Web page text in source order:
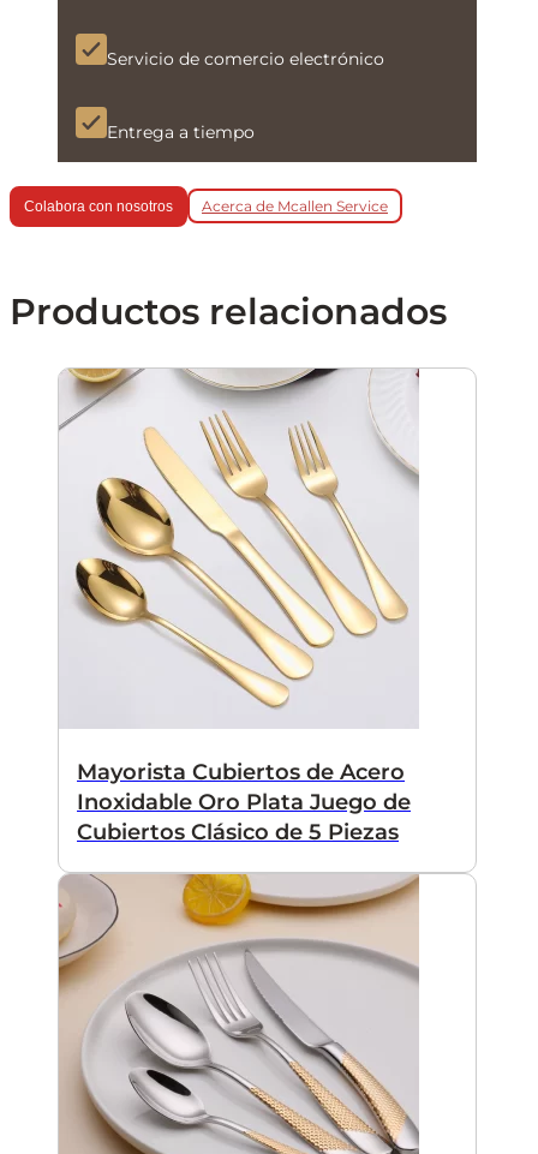
Servicio de comercio electrónico
Entrega a tiempo
Colabora con nosotros Acerca de Mcallen Service
Productos relacionados
Mayorista Cubiertos de Acero
Inoxidable Oro Plata Juego de
Cubiertos Clásico de 5 Piezas